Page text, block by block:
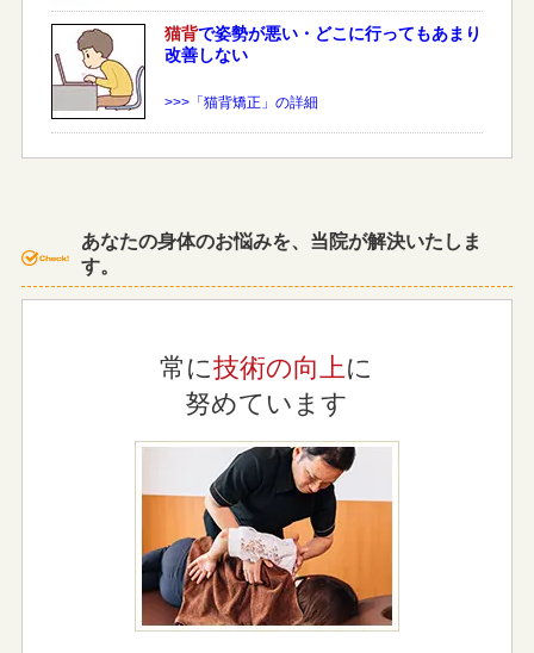
猫背で姿勢が悪い・どこに行ってもあまり
改善しない
>>>「猫背矯正」の詳細
あなたの身体のお悩みを、当院が解決いたしま
す。
常に技術の向上に
努めています